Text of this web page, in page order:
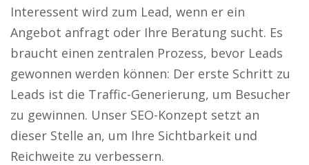
Interessent wird zum Lead, wenn er ein
Angebot anfragt oder Ihre Beratung sucht. Es
braucht einen zentralen Prozess, bevor Leads
gewonnen werden können: Der erste Schritt zu
Leads ist die Traffic-Generierung, um Besucher
zu gewinnen. Unser SEO-Konzept setzt an
dieser Stelle an, um Ihre Sichtbarkeit und
Reichweite zu verbessern.